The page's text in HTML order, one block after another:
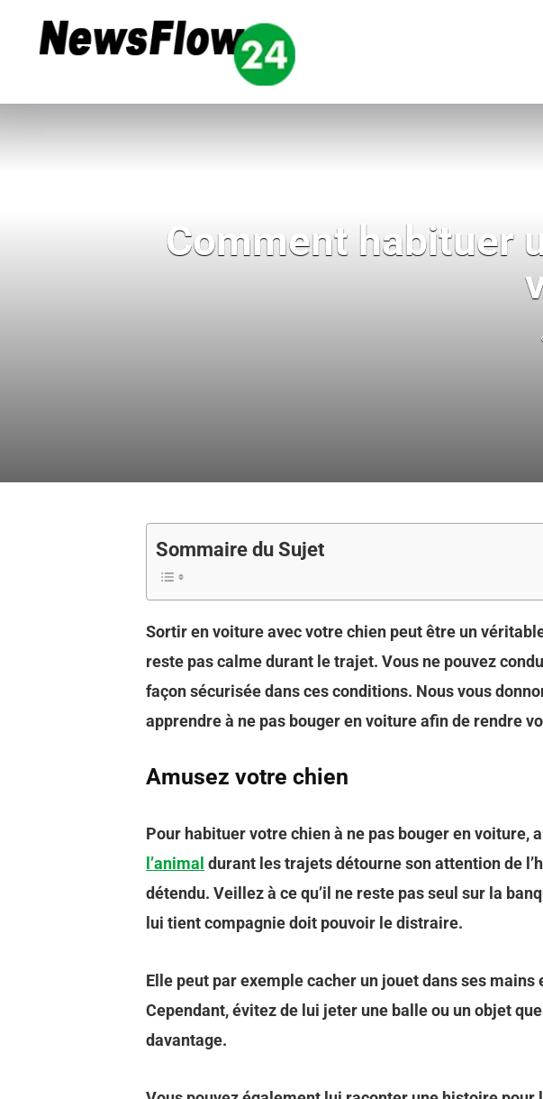
Comment habituer
Sommaire du Sujet
Sortir en voiture avec votre chien peut être un
reste pas calme durant le trajet. Vous ne pouvez
façon sécurisée dans ces conditions. Nous vous
apprendre à ne pas bouger en voiture afin de rendre
Amusez votre chien
Pour habituer votre chien à ne pas bouger en voiture,
l’animal durant les trajets détourne son attention de
détendu. Veillez à ce qu’il ne reste pas seul sur la
lui tient compagnie doit pouvoir le distraire.
Elle peut par exemple cacher un jouet dans ses
Cependant, évitez de lui jeter une balle ou un objet
davantage.